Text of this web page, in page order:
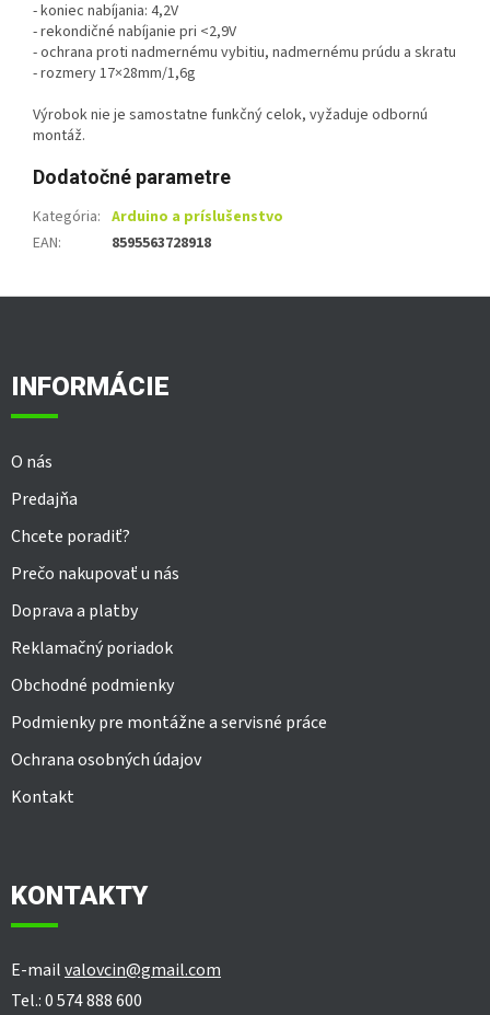
- koniec nabíjania: 4,2V
- rekondičné nabíjanie pri <2,9V
- ochrana proti nadmernému vybitiu, nadmernému prúdu a skratu
- rozmery 17×28mm/1,6g
Výrobok nie je samostatne funkčný celok, vyžaduje odbornú
montáž.
Dodatočné parametre
Kategória: Arduino a príslušenstvo
EAN: 8595563728918
INFORMÁCIE
O nás
Predajňa
Chcete poradiť?
Prečo nakupovať u nás
Doprava a platby
Reklamačný poriadok
Obchodné podmienky
Podmienky pre montážne a servisné práce
Ochrana osobných údajov
Kontakt
KONTAKTY
E-mailvalovcin@gmail.com
Tel.: 0 574 888 600